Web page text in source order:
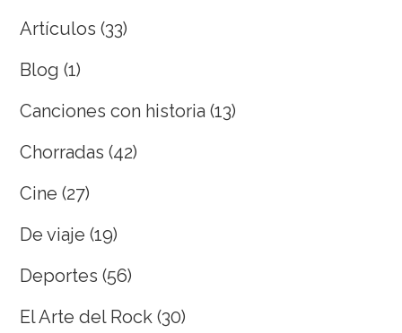
Artículos (33)
Blog (1)
Canciones con historia (13)
Chorradas (42)
Cine (27)
De viaje (19)
Deportes (56)
El Arte del Rock (30)